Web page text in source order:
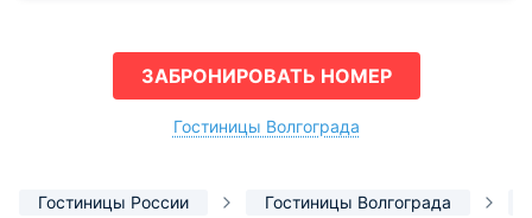
ЗАБРОНИРОВАТЬ НОМЕР
Гостиницы Волгограда
Гостиницы России Гостиницы Волгограда